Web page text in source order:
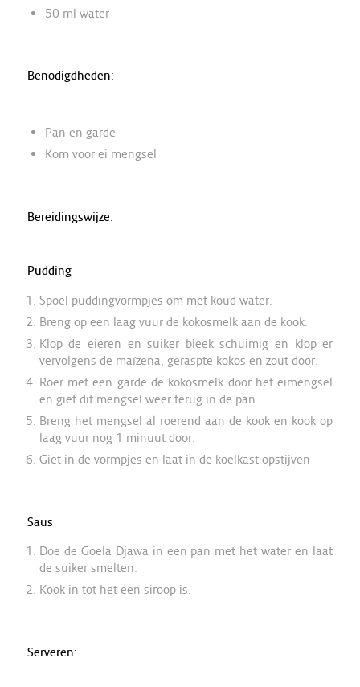
50 ml water
Benodigdheden:
Pan en garde
Kom voor ei mengsel
Bereidingswijze:
Pudding
Spoel puddingvormpjes om met koud water.
Breng op een laag vuur de kokosmelk aan de kook.
Klop de eieren en suiker bleek schuimig en klop er
vervolgens de maïzena, geraspte kokos en zout door.
Roer met een garde de kokosmelk door het eimengsel
en giet dit mengsel weer terug in de pan.
Breng het mengsel al roerend aan de kook en kook op
laag vuur nog 1 minuut door.
Giet in de vormpjes en laat in de koelkast opstijven
Saus
Doe de Goela Djawa in een pan met het water en laat
de suiker smelten.
Kook in tot het een siroop is.
Serveren: